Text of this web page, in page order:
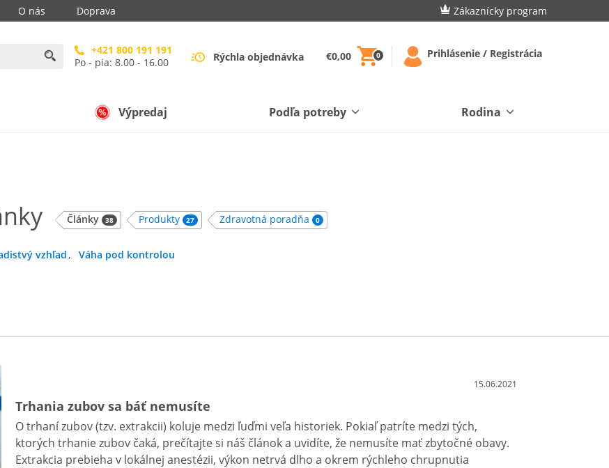
O nás Doprava Zákaznícky program
+421 800 191 191
Po - pia: 8.00 - 16.00
Rýchla objednávka €0,00 0 Prihlásenie / Registrácia
Výpredaj Podľa potreby Rodina
Články 38 Produkty 27 Zdravotná poradňa 0
vzhľad Váha pod kontrolou
15.06.2021
Trhania zubov sa báť nemusíte
O trhaní zubov (tzv. extrakcii) koluje medzi ľuďmi veľa historiek. Pokiaľ patríte medzi tých,
ktorých trhanie zubov čaká, prečítajte si náš článok a uvidíte, že nemusíte mať zbytočné obavy.
Extrakcia prebieha v lokálnej anestézii, výkon netrvá dlho a okrem rýchleho chrupnutia